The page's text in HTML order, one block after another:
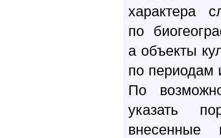
характера
по
а объекты
по периодам
По
указать
внесенные